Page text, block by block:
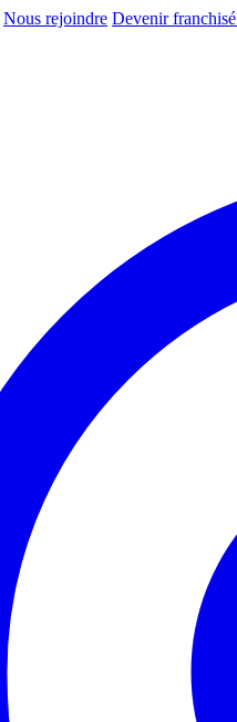
Nous rejoindre Devenir franchisé